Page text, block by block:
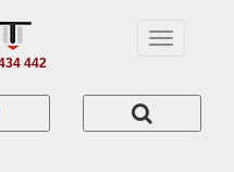
442
Toggle